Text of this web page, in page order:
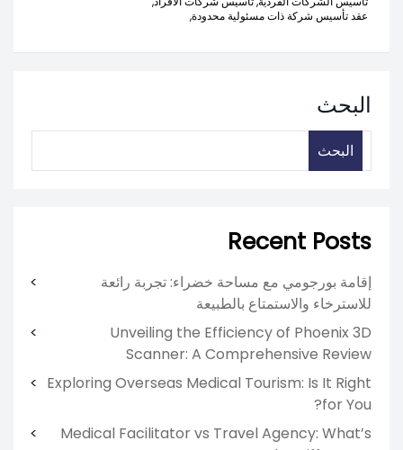
عقد تأسيس شركة ذات مسئولية محدودة,
البحث
البحث
Recent Posts
إقامة بورجومي مع مساحة خضراء: تجربة رائعة
للاسترخاء والاستمتاع بالطبيعة
Unveiling the Efficiency of Phoenix 3D
Scanner: A Comprehensive Review
Exploring Overseas Medical Tourism: Is It Right
for You?
Medical Facilitator vs Travel Agency: What’s